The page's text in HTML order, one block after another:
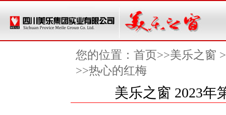
您的位置： 首页>>美乐之窗
>>热心的红梅
美乐之窗 2023年